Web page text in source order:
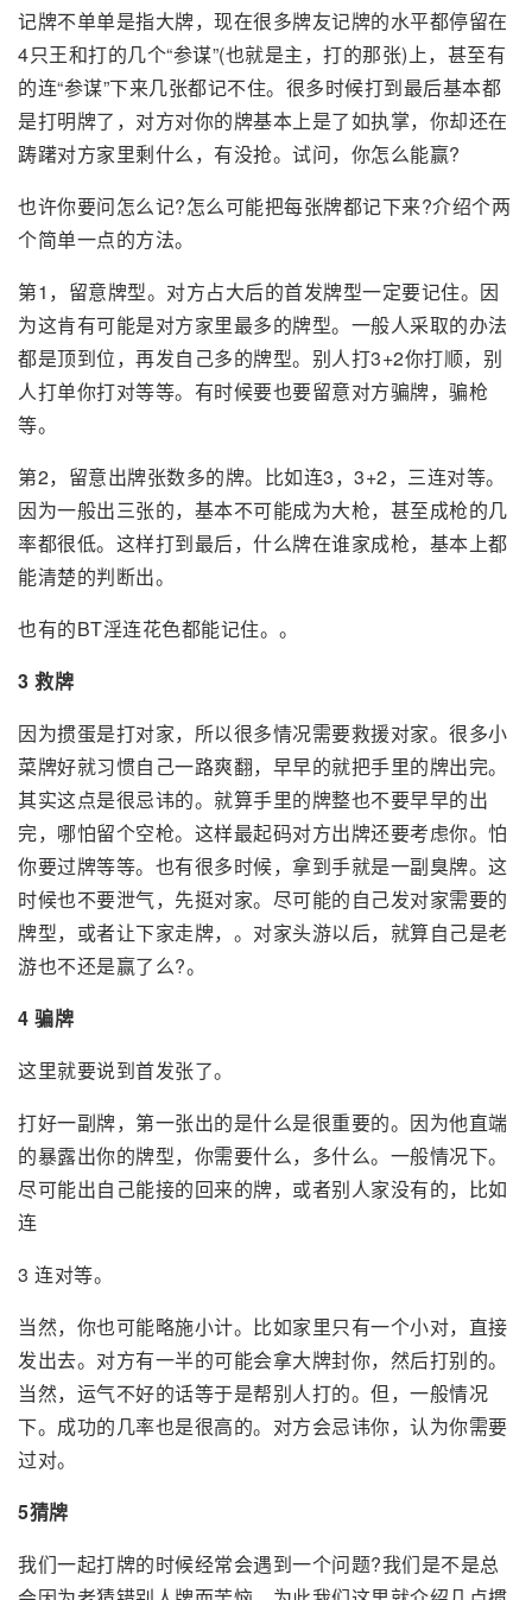
记牌不单单是指大牌，现在很多牌友记牌的水平都停留在
4只王和打的几个“参谋”(也就是主，打的那张)上，甚至有
的连“参谋”下来几张都记不住。很多时候打到最后基本都
是打明牌了，对方对你的牌基本上是了如执掌，你却还在
踌躇对方家里剩什么，有没抢。试问，你怎么能赢?
也许你要问怎么记?怎么可能把每张牌都记下来?介绍个两
个简单一点的方法。
第1，留意牌型。对方占大后的首发牌型一定要记住。因
为这肯有可能是对方家里最多的牌型。一般人采取的办法
都是顶到位，再发自己多的牌型。别人打3+2你打顺，别
人打单你打对等等。有时候要也要留意对方骗牌，骗枪
等。
第2，留意出牌张数多的牌。比如连3，3+2，三连对等。
因为一般出三张的，基本不可能成为大枪，甚至成枪的几
率都很低。这样打到最后，什么牌在谁家成枪，基本上都
能清楚的判断出。
也有的BT淫连花色都能记住。。
3 救牌
因为掼蛋是打对家，所以很多情况需要救援对家。很多小
菜牌好就习惯自己一路爽翻，早早的就把手里的牌出完。
其实这点是很忌讳的。就算手里的牌整也不要早早的出
完，哪怕留个空枪。这样最起码对方出牌还要考虑你。怕
你要过牌等等。也有很多时候，拿到手就是一副臭牌。这
时候也不要泄气，先挺对家。尽可能的自己发对家需要的
牌型，或者让下家走牌，。对家头游以后，就算自己是老
游也不还是赢了么?。
4 骗牌
这里就要说到首发张了。
打好一副牌，第一张出的是什么是很重要的。因为他直端
的暴露出你的牌型，你需要什么，多什么。一般情况下。
尽可能出自己能接的回来的牌，或者别人家没有的，比如
连
3 连对等。
当然，你也可能略施小计。比如家里只有一个小对，直接
发出去。对方有一半的可能会拿大牌封你，然后打别的。
当然，运气不好的话等于是帮别人打的。但，一般情况
下。成功的几率也是很高的。对方会忌讳你，认为你需要
过对。
5猜牌
我们一起打牌的时候经常会遇到一个问题?我们是不是总